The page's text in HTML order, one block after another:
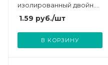
изолированный двойн.
НШВИ(2) 1.0-8 TOKOV
ELECTRIC TKE-NSVI2-1.0-
8-C13/50
1.59 руб./шт
В КОРЗИНУ